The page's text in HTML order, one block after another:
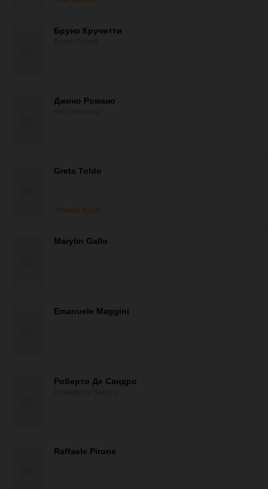
Бруно Кручитти
Джино Романо
Greta Toldo
Tenente Rochi
Marylin Gallo
Emanuele Maggini
Роберто Де Сандро
Raffaele Pirone